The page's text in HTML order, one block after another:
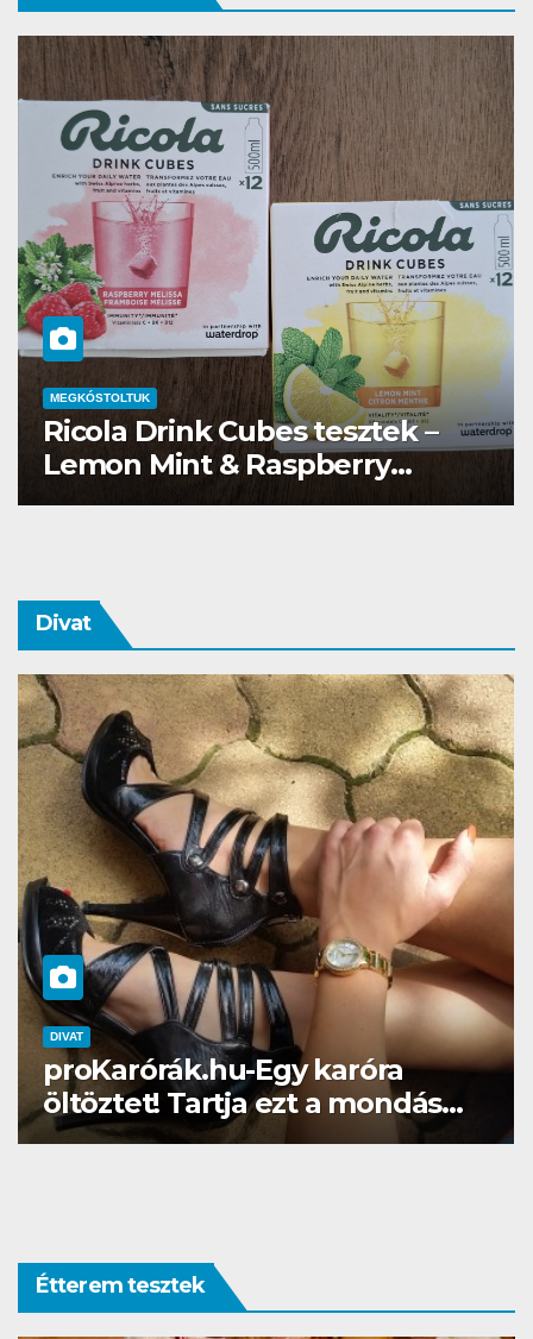
MEGKÓSTOLTUK
Waterdrop üdítő kapszula teszt
Divat
DIVAT SZÉPSÉG
Gél lakk otthon? Naná, a
Brillbirddel simán!
Étterem tesztek